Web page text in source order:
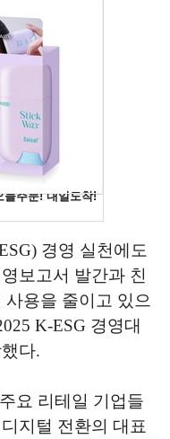
경영 실천에도
보고서 발간과 친
용을 줄이고 있으
K-ESG 경영대
다.
주요 리테일 기업들
디지털 전환의 대표